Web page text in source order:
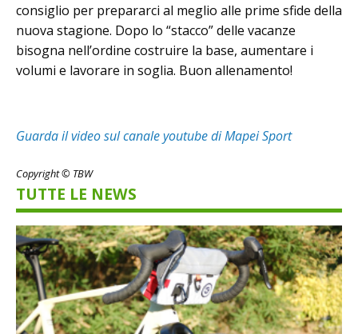
consiglio per prepararci al meglio alle prime sfide della
nuova stagione. Dopo lo “stacco” delle vacanze
bisogna nell’ordine costruire la base, aumentare i
volumi e lavorare in soglia. Buon allenamento!
Guarda il video sul canale youtube di Mapei Sport
Copyright © TBW
TUTTE LE NEWS